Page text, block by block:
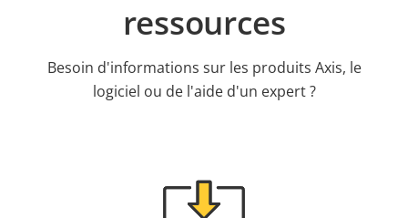
ressources
Besoin d'informations sur les produits Axis, le
logiciel ou de l'aide d'un expert ?